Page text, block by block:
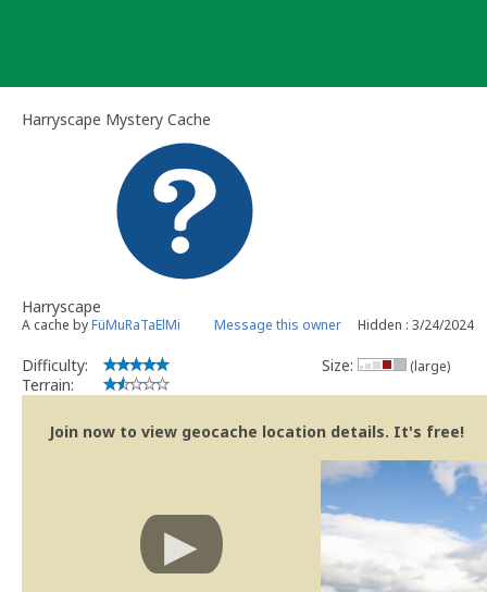
Harryscape Mystery Cache
Harryscape
A cache byFüMuRaTaElMi Message this owner Hidden : 3/24/2024
Difficulty:
Terrain:
Size: (large)
Join now to view geocache location details. It's free!